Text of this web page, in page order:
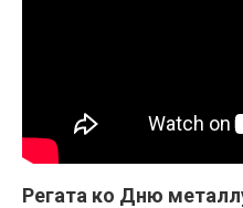
Регата ко Дню